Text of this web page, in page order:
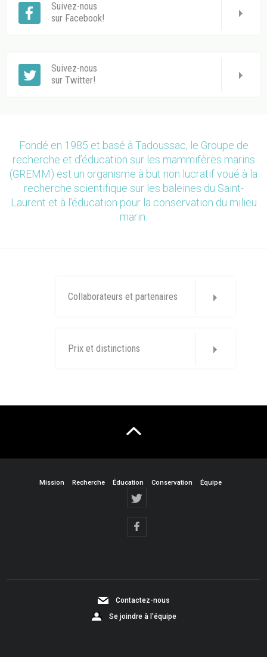
Suivez-nous
sur Facebook!
Suivez-nous
sur Twitter!
Fondé en 1985 et basé à Tadoussac, le Groupe de
recherche et d’éducation sur les mammifères marins
(GREMM) est un organisme à but non lucratif voué à la
recherche scientifique sur les baleines du Saint-
Laurent et à l’éducation pour la conservation du milieu
marin.
Collaborateurs et partenaires
Prix et distinctions
Mission Recherche Éducation Conservation Équipe
Contactez-nous
Se joindre à l’équipe